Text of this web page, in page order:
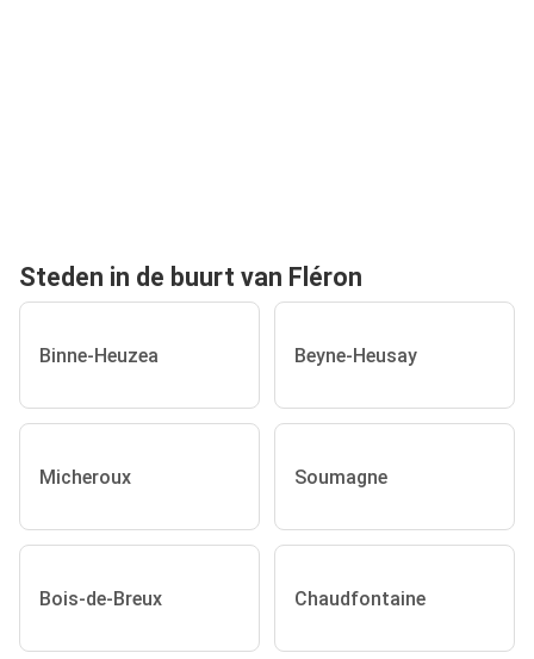
Steden in de buurt van Fléron
Binne-Heuzea Beyne-Heusay
Micheroux Soumagne
Bois-de-Breux Chaudfontaine